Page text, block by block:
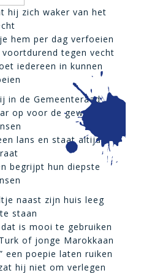
hij zich waker van het
hem per dag verfoeien
tegen vecht
iedereen in kunnen
in de Gemeenteraad
op voor de gewone
lans en staat altijd
begrijpt hun diepste
naast zijn huis leeg
staan
is mooi te gebruiken
of jonge Marokkaan
een poepie laten ruiken
hij niet om verlegen